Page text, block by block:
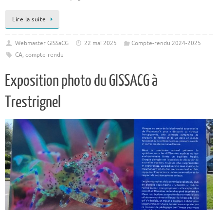
Lire la suite
Webmaster GISSaCG 22 mai 2025
Compte-rendu 2024-2025
CA, compte-rendu
Exposition photo du GISSACG à
Trestrignel